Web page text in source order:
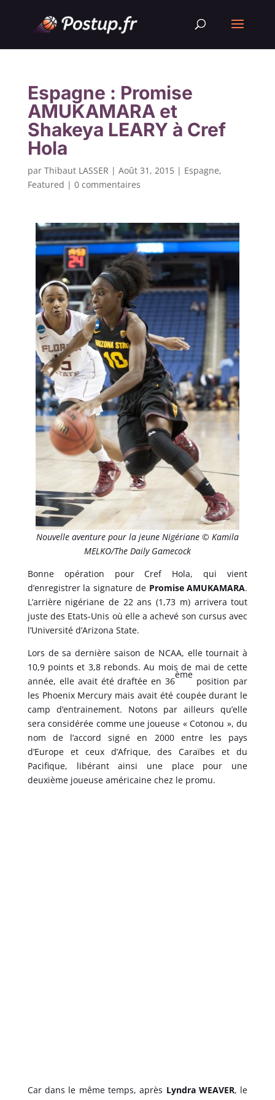
Espagne : Promise
AMUKAMARA et
Shakeya LEARY à Cref
Hola
par Thibaut LASSER | Août 31, 2015| Espagne,
Featured | 0 commentaires
Nouvelle aventure pour la jeune Nigériane © Kamila
MELKO/The Daily Gamecock
Bonne opération pour Cref Hola, qui vient
d’enregistrer la signature de Promise AMUKAMARA.
L’arrière nigériane de 22 ans (1,73 m) arrivera tout
juste des Etats-Unis où elle a achevé son cursus avec
l’Université d’Arizona State.
Lors de sa dernière saison de NCAA, elle tournait à
10,9 points et 3,8 rebonds. Au mois de mai de cette
année, elle avait été draftée en 36
ème
position par
les Phoenix Mercury mais avait été coupée durant le
camp d’entrainement. Notons par ailleurs qu’elle
sera considérée comme une joueuse « Cotonou », du
nom de l’accord signé en 2000 entre les pays
d’Europe et ceux d’Afrique, des Caraïbes et du
Pacifique, libérant ainsi une place pour une
deuxième joueuse américaine chez le promu.
Car dans le même temps, après Lyndra WEAVER, le